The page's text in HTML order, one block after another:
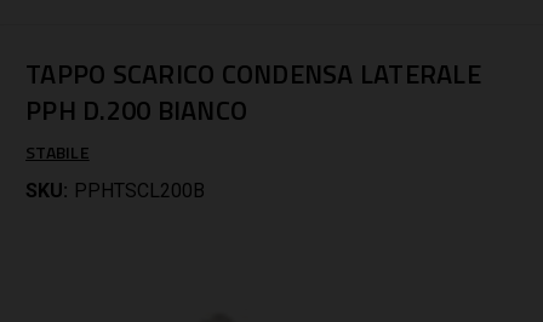
TAPPO SCARICO CONDENSA LATERALE
PPH D.200 BIANCO
STABILE
SKU: PPHTSCL200B